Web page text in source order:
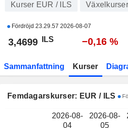
Kurser EUR / ILS Växelkurser
Fördröjd 23.29.57 2026-08-07
3,4699 ILS −0,16 %
Sammanfattning Kurser
Femdagarskurser: EUR / ILS
2026-08-
04
2026-08-
05